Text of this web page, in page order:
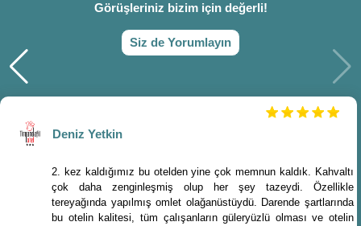
Görüşleriniz bizim için değerli!
Siz de Yorumlayın
Deniz Yetkin
2. kez kaldığımız bu otelden yine çok memnun kaldık. Kahvaltı
çok daha zenginleşmiş olup her şey tazeydi. Özellikle
tereyağında yapılmış omlet olağanüstüydü. Darende şartlarında
bu otelin kalitesi, tüm çalışanların güleryüzlü olması ve otelin